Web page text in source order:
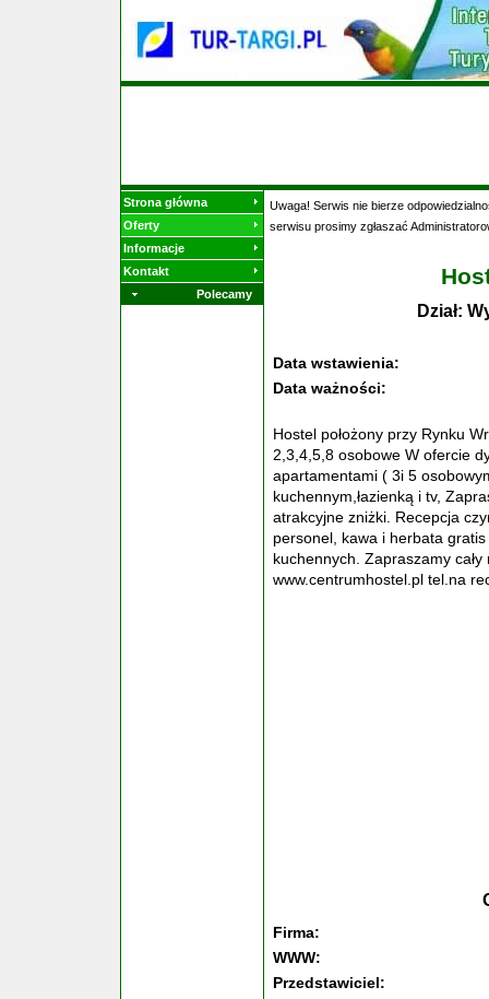
Strona główna
Oferty
Informacje
Kontakt
Polecamy
Uwaga! Serwis nie bierze
serwisu prosimy zgłaszać
Dział:
Data wstawienia:
Data ważności:
Hostel położony przy Rynku
2,3,4,5,8 osobowe W ofercie
apartamentami ( 3i 5
kuchennym,łazienką i tv,
atrakcyjne zniżki. Recepcja
personel, kawa i herbata
kuchennych. Zapraszamy
www.centrumhostel.pl tel.na
Firma:
WWW:
Przedstawiciel: